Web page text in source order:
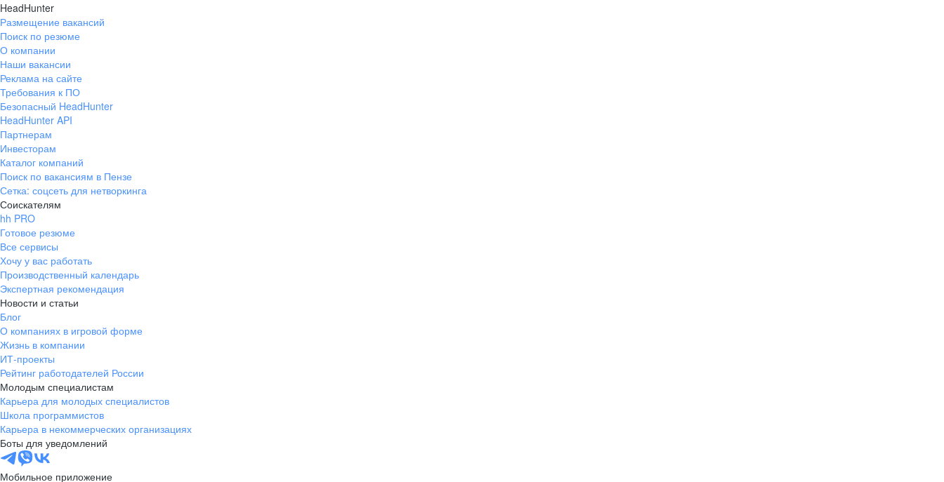
HeadHunter
Размещение вакансий
Поиск по резюме
О компании
Наши вакансии
Реклама на сайте
Требования к ПО
Безопасный HeadHunter
HeadHunter API
Партнерам
Инвесторам
Каталог компаний
Поиск по вакансиям в Пензе
Сетка: соцсеть для нетворкинга
Соискателям
hh PRO
Готовое резюме
Все сервисы
Хочу у вас работать
Производственный календарь
Экспертная рекомендация
Новости и статьи
Блог
О компаниях в игровой форме
Жизнь в компании
ИТ-проекты
Рейтинг работодателей России
Молодым специалистам
Карьера для молодых специалистов
Школа программистов
Карьера в некоммерческих организациях
Боты для уведомлений
Мобильное приложение